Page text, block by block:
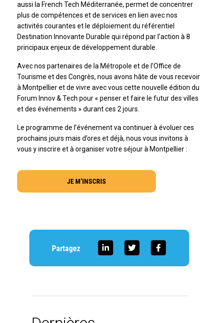
aussi la French Tech Méditerranée, permet de concentrer
plus de compétences et de services en lien avec nos
activités courantes et le déploiement du référentiel
Destination Innovante Durable qui répond par l’action à 8
principaux enjeux de développement durable.
Avec nos partenaires de la Métropole et de l’Office de
Tourisme et des Congrès, nous avons hâte de vous recevoir
à Montpellier et de vivre avec vous cette nouvelle édition du
Forum Innov & Tech pour « penser et faire le futur des villes
et des événements » durant ces 2 jours.
Le programme de l’événement va continuer à évoluer ces
prochains jours mais d’ores et déjà, nous vous invitons à
vous y inscrire et à organiser votre séjour à Montpellier :
JE M’INSCRIS
Partagez